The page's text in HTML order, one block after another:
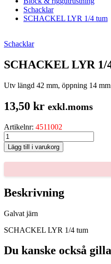
Schacklar
SCHACKEL LYR 1/4 tum
Schacklar
SCHACKEL LYR 1/
Utv längd 42 mm, öppning 14 mm
13,50 kr exkl.moms
Artikelnr: 4511002
SCHACKEL
LYR
1/4
tum
Lägg till i varukorg
Beskrivning
Galvat järn
SCHACKEL LYR 1/4 tum
Du kanske också